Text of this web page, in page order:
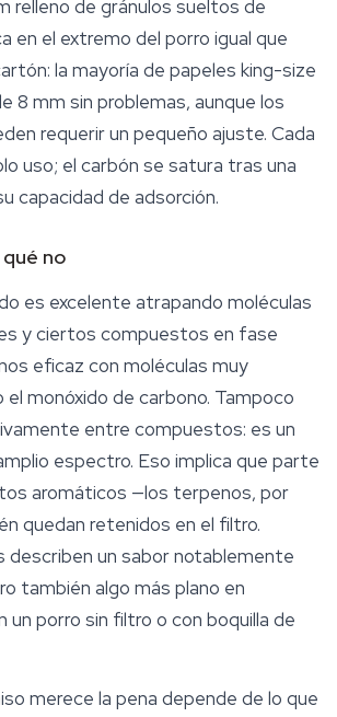
relleno de gránulos sueltos de
en el extremo del porro igual que
la mayoría de papeles king-size
8 mm sin problemas, aunque los
requerir un pequeño ajuste. Cada
uso; el carbón se satura tras una
capacidad de adsorción.
no
es excelente atrapando moléculas
y ciertos compuestos en fase
eficaz con moléculas muy
monóxido de carbono. Tampoco
entre compuestos: es un
espectro. Eso implica que parte
aromáticos —los terpenos, por
quedan retenidos en el filtro.
describen un sabor notablemente
también algo más plano en
un porro sin filtro o con boquilla de
merece la pena depende de lo que